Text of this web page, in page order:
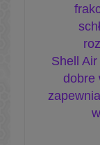
Shell
dobre